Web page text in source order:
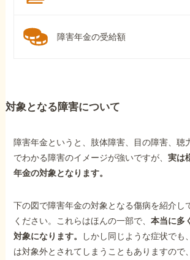
障害年金の受給額
対象となる障害について
障害年金というと、肢体障害、目の障害、聴
でわかる障害のイメージが強いですが、実は
年金の対象となります。
下の図で障害年金の対象となる傷病を紹介し
ください。これらはほんの一部で、本当に多
対象になります。
しかし同じような症状でも
は対象外とされてしまうこともありますので